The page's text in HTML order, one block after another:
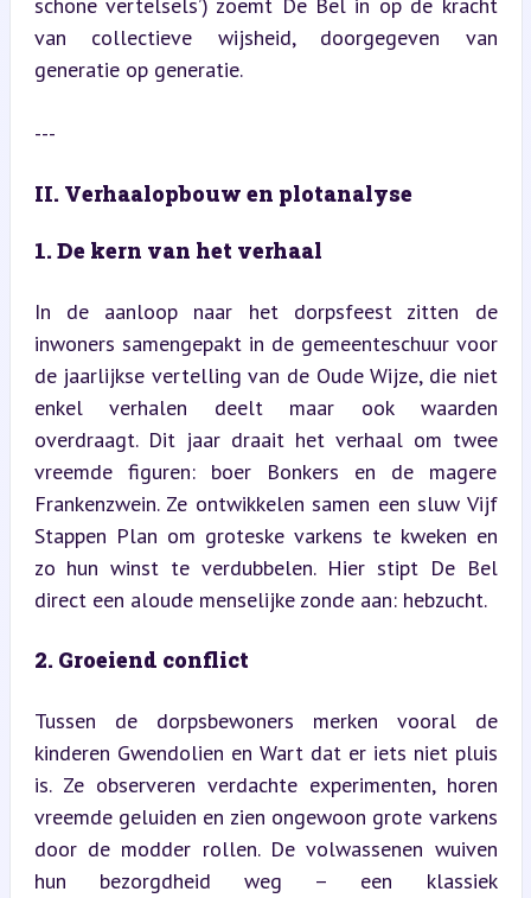
van collectieve wijsheid, doorgegeven van
generatie op generatie.
---
II. Verhaalopbouw en plotanalyse
1. De kern van het verhaal
In de aanloop naar het dorpsfeest zitten de
inwoners samengepakt in de gemeenteschuur voor
de jaarlijkse vertelling van de Oude Wijze, die niet
enkel verhalen deelt maar ook waarden
overdraagt. Dit jaar draait het verhaal om twee
vreemde figuren: boer Bonkers en de magere
Frankenzwein. Ze ontwikkelen samen een sluw Vijf
Stappen Plan om groteske varkens te kweken en
zo hun winst te verdubbelen. Hier stipt De Bel
direct een aloude menselijke zonde aan: hebzucht.
2. Groeiend conflict
Tussen de dorpsbewoners merken vooral de
kinderen Gwendolien en Wart dat er iets niet pluis
is. Ze observeren verdachte experimenten, horen
vreemde geluiden en zien ongewoon grote varkens
door de modder rollen. De volwassenen wuiven
hun bezorgdheid weg – een klassiek